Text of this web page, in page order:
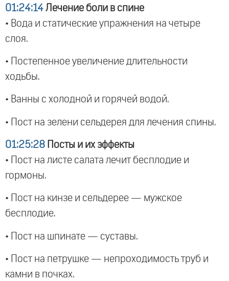
01:24:14 Лечение боли в спине
• Вода и статические упражнения на четыре
слоя.
• Постепенное увеличение длительности
ходьбы.
• Ванны с холодной и горячей водой.
• Пост на зелени сельдерея для лечения спины.
01:25:28 Посты и их эффекты
• Пост на листе салата лечит бесплодие и
гормоны.
• Пост на кинзе и сельдерее — мужское
бесплодие.
• Пост на шпинате — суставы.
• Пост на петрушке — непроходимость труб и
камни в почках.